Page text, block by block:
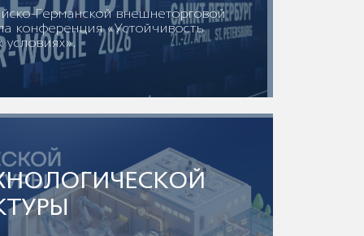
Германской внешнеторговой
конференция «Устойчивость
условиях».